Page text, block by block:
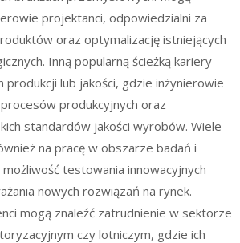
projektanci, odpowiedzialni za
oraz optymalizację istniejących
Inną popularną ścieżką kariery
produkcji lub jakości, gdzie inżynierowie
produkcyjnych oraz
standardów jakości wyrobów. Wiele
na pracę w obszarze badań i
testowania innowacyjnych
nowych rozwiązań na rynek.
mogą znaleźć zatrudnienie w sektorze
czy lotniczym, gdzie ich